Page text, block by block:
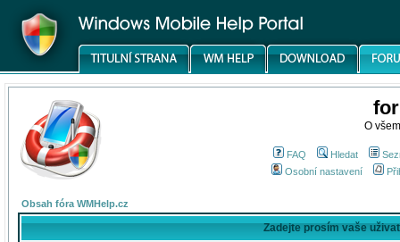
O
FAQ Hledat
Osobní nastavení
Obsah fóra WMHelp.cz
Zadejte prosím vaše